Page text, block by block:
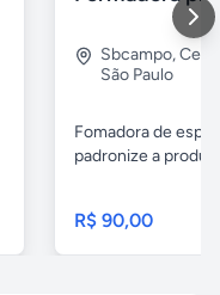
Sbcampo,
São Paulo
Fomadora de
padronize a
R$ 90,00